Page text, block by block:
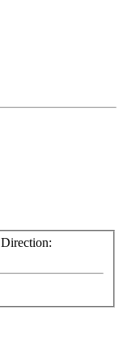
Direction: